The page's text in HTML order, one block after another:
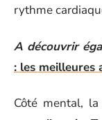
rythme
A découvrir
: les meilleures
Côté mental,